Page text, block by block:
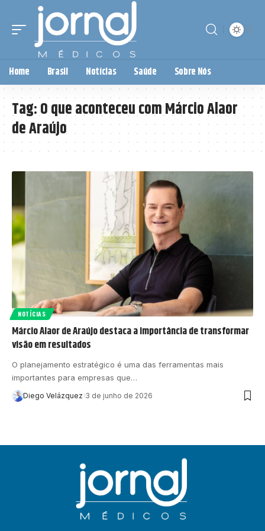
Home Brasil Notícias Saúde Sobre Nós
Tag:O que aconteceu com Márcio Alaor
de Araújo
NOTÍCIAS
Márcio Alaor de Araújo destaca a importância de transformar
visão em resultados
O planejamento estratégico é uma das ferramentas mais
importantes para empresas que…
Diego Velázquez 3 de junho de 2026